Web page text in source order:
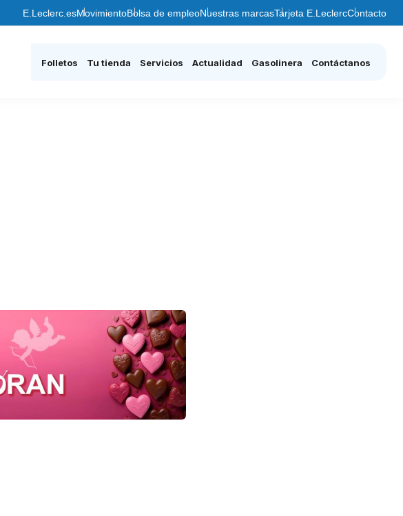
E.Leclerc.esMovimientoBolsa de empleoNuestras marcasTarjeta E.LeclercContacto
Folletos Tu tienda Servicios Actualidad Gasolinera Contáctanos